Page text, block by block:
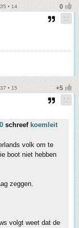
• 14
• 15
schreef koemleit
volk om te
boot niet hebben
zeggen.
volgt weet dat de